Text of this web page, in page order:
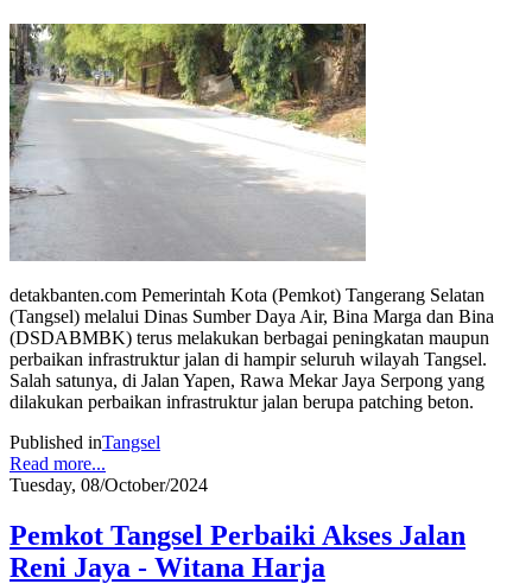
detakbanten.com Pemerintah Kota (Pemkot) Tangerang Selatan
(Tangsel) melalui Dinas Sumber Daya Air, Bina Marga dan Bina
(DSDABMBK) terus melakukan berbagai peningkatan maupun
perbaikan infrastruktur jalan di hampir seluruh wilayah Tangsel.
Salah satunya, di Jalan Yapen, Rawa Mekar Jaya Serpong yang
dilakukan perbaikan infrastruktur jalan berupa patching beton.
Published inTangsel
Read more...
Tuesday, 08/October/2024
Pemkot Tangsel Perbaiki Akses Jalan
Reni Jaya - Witana Harja